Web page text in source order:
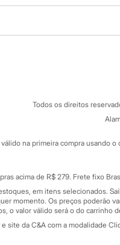
C&A Pay
Sobre o C&A
Governança
Educação
Todos os direitos
na primeira compra usando
acima de R$ 279. Frete fixo
em itens selecionados.
momento. Os preços poderão
o valor válido será o do carrinho
site da C&A com a modalidade